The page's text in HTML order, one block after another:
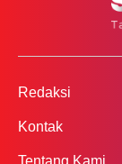
Redaksi
Kontak
Tentang Kami